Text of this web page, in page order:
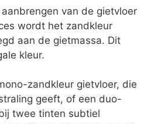
van de gietvloer
wordt het zandkleur
aan de gietmassa. Dit
kleur.
zandkleur gietvloer, die
geeft, of een duo-
twee tinten subtiel